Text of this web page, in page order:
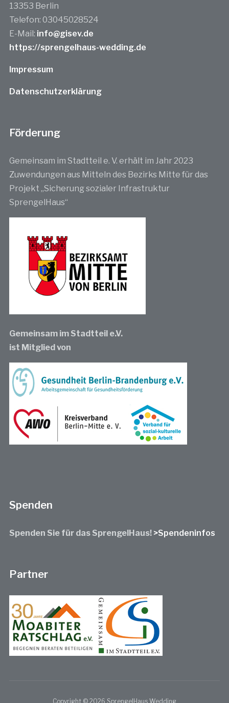
13353 Berlin
Telefon: 03045028524
E-Mail: info@gisev.de
https://sprengelhaus-wedding.de
Impressum
Datenschutzerklärung
Förderung
Gemeinsam im Stadtteil e. V. erhält im Jahr 2023
Zuwendungen aus Mitteln des Bezirks Mitte für das
Projekt „Sicherung sozialer Infrastruktur
SprengelHaus“
Gemeinsam im Stadtteil e.V.
ist Mitglied von
Spenden
Spenden Sie für das SprengelHaus! >Spendeninfos
Partner
Copyright © 2026 SprengelHaus Wedding